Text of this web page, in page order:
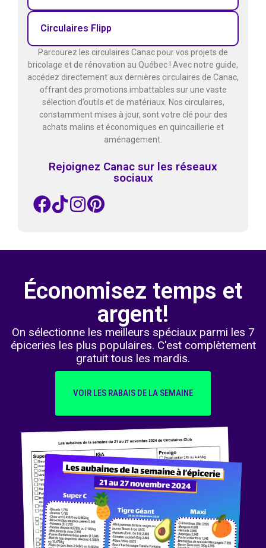
Circulaires Flipp
Parcourez les circulaires Canac pour vos projets de
bricolage et de rénovation au Québec ! Avec notre guide,
accédez directement aux dernières circulaires de Canac,
offrant des promotions imbattables sur une vaste
sélection d’outils et de matériaux. Nos circulaires,
constamment mises à jour, sont votre clé pour des
achats malins et économiques en quincaillerie et
aménagement.
Rejoignez Canac sur les réseaux
sociaux
Économisez temps et
argent!
On sélectionne les meilleurs spéciaux parmi les 7
épiceries les plus populaires. C'est complètement
gratuit tous les mardis.
VOIR LES RABAIS DE LA SEMAINE